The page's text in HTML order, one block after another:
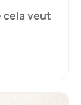
cela veut